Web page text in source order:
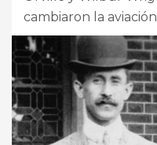
cambiaron la aviación